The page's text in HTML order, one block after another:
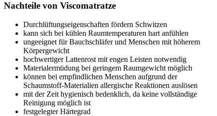
Nachteile von Viscomatratze
Durchlüftungseigenschaften fördern Schwitzen
kann sich bei kühlen Raumtemperaturen hart anfühlen
ungeeignet für Bauchschläfer und Menschen mit höherem
Körpergewicht
hochwertiger Lattenrost mit engen Leisten notwendig
Materialermüdung bei geringem Raumgewicht möglich
können bei empfindlichen Menschen aufgrund der
Schaumstoff-Materialien allergische Reaktionen auslösen
mit der Zeit hygienisch bedenklich, da keine vollständige
Reinigung möglich ist
festgelegter Härtegrad